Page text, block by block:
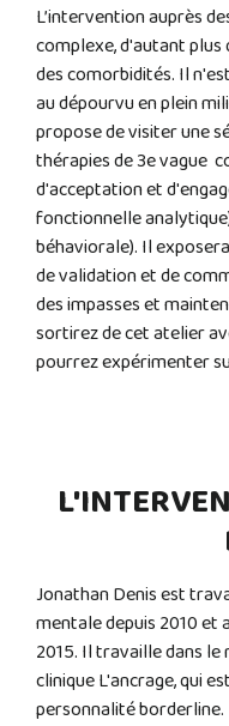
L’intervention auprès
complexe, d'autant
des comorbidités. Il
au dépourvu en plein
propose de visiter une
thérapies de 3e vague
d'acceptation et
fonctionnelle
béhaviorale). Il
de validation et de
des impasses et
sortirez de cet atelier
pourrez expérimenter
Jonathan Denis est
mentale depuis 2010 et
2015. Il travaille dans le
clinique L'ancrage, qui
personnalité borderline.